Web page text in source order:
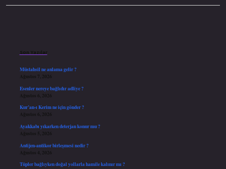
Son Yazılar
Müstahsil ne anlama gelir ?
Ağustos 7, 2026
Esenler nereye bağlıdır adliye ?
Ağustos 6, 2026
Kur’an-ı Kerim ne için gönder ?
Ağustos 6, 2026
Ayakkabı yıkarken deterjan konur mu ?
Ağustos 5, 2026
Antijen-antikor birleşmesi nedir ?
Ağustos 4, 2026
Tüpler bağlıyken doğal yollarla hamile kalınır mı ?